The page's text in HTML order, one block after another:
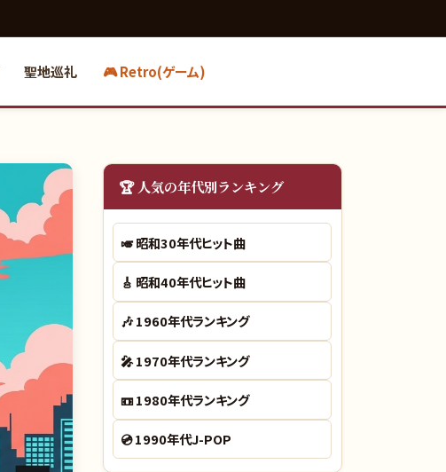
聖地巡礼 🎮 Retro(ゲーム)
🏆 人気の年代別ランキング
🎺昭和30年代ヒット曲
🎸 昭和40年代ヒット曲
🎶1960年代ランキング
🎤1970年代ランキング
📼1980年代ランキング
💿1990年代J-POP